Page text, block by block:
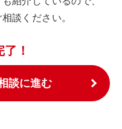
談ください。
！
談に進む